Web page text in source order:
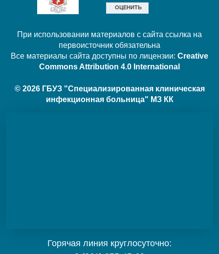
При использовании материалов с сайта ссылка на
первоисточник обязательна
Все материалы сайта доступны по лицензии: Creative
Commons Attribution 4.0 International
© 2026 ГБУЗ "Специализированная клиническая
инфекционная больница" МЗ КК
Горячая линия круглосуточно: